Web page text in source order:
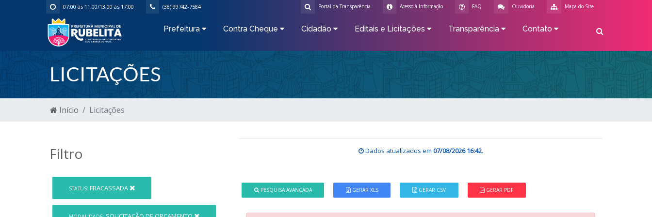
07:00 às 11:00/13:00 às 17:00 (38) 99742-7584 Mapa do Site
Ouvidoria
FAQ
Acesso à Informação
Portal da Transparência
Prefeitura Contra Cheque Cidadão Editais e Licitações Transparência Contato
LICITAÇÕES
Início Licitações
Filtro
STATUS: FRACASSADA
Dados atualizados em 07/08/2026 16:42.
PESQUISA AVANÇADA GERAR XLS GERAR CSV GERAR PDF